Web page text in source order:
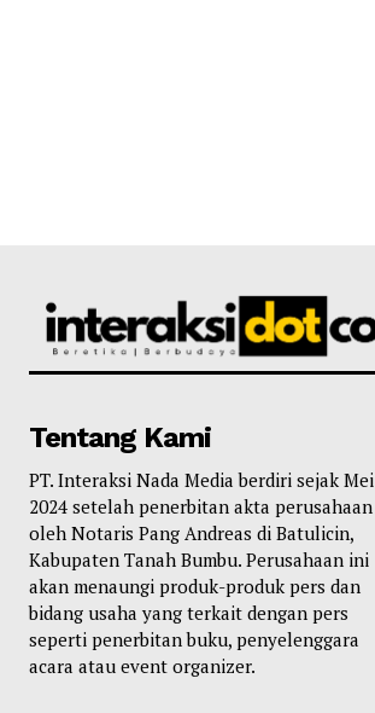
Tentang Kami
PT. Interaksi Nada Media berdiri sejak Mei
2024 setelah penerbitan akta perusahaan
oleh Notaris Pang Andreas di Batulicin,
Kabupaten Tanah Bumbu. Perusahaan ini
akan menaungi produk-produk pers dan
bidang usaha yang terkait dengan pers
seperti penerbitan buku, penyelenggara
acara atau event organizer.